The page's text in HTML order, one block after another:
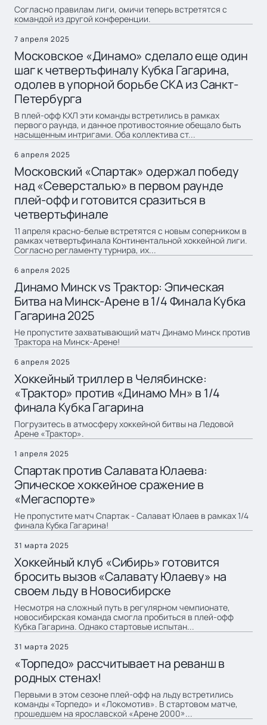
Согласно правилам лиги, омичи теперь встретятся с
командой из другой конференции.
7 апреля 2025
Московское «Динамо» сделало еще один
шаг к четвертьфиналу Кубка Гагарина,
одолев в упорной борьбе СКА из Санкт-
Петербурга
В плей-офф КХЛ эти команды встретились в рамках
первого раунда, и данное противостояние обещало быть
насыщенным интригами. Оба коллектива ст...
6 апреля 2025
Московский «Спартак» одержал победу
над «Северсталью» в первом раунде
плей-офф и готовится сразиться в
четвертьфинале
11 апреля красно-белые встретятся с новым соперником в
рамках четвертьфинала Континентальной хоккейной лиги.
Согласно регламенту турнира, их...
6 апреля 2025
Динамо Минск vs Трактор: Эпическая
Битва на Минск-Арене в 1/4 Финала Кубка
Гагарина 2025
Не пропустите захватывающий матч Динамо Минск против
Трактора на Минск-Арене!
6 апреля 2025
Хоккейный триллер в Челябинске:
«Трактор» против «Динамо Мн» в 1/4
финала Кубка Гагарина
Погрузитесь в атмосферу хоккейной битвы на Ледовой
Арене «Трактор».
1 апреля 2025
Спартак против Салавата Юлаева:
Эпическое хоккейное сражение в
«Мегаспорте»
Не пропустите матч Спартак - Салават Юлаев в рамках 1/4
финала Кубка Гагарина!
31 марта 2025
Хоккейный клуб «Сибирь» готовится
бросить вызов «Салавату Юлаеву» на
своем льду в Новосибирске
Несмотря на сложный путь в регулярном чемпионате,
новосибирская команда смогла пробиться в плей-офф
Кубка Гагарина. Однако стартовые испытан...
31 марта 2025
«Торпедо» рассчитывает на реванш в
родных стенах!
Первыми в этом сезоне плей-офф на льду встретились
команды «Торпедо» и «Локомотив». В стартовом матче,
прошедшем на ярославской «Арене 2000»...